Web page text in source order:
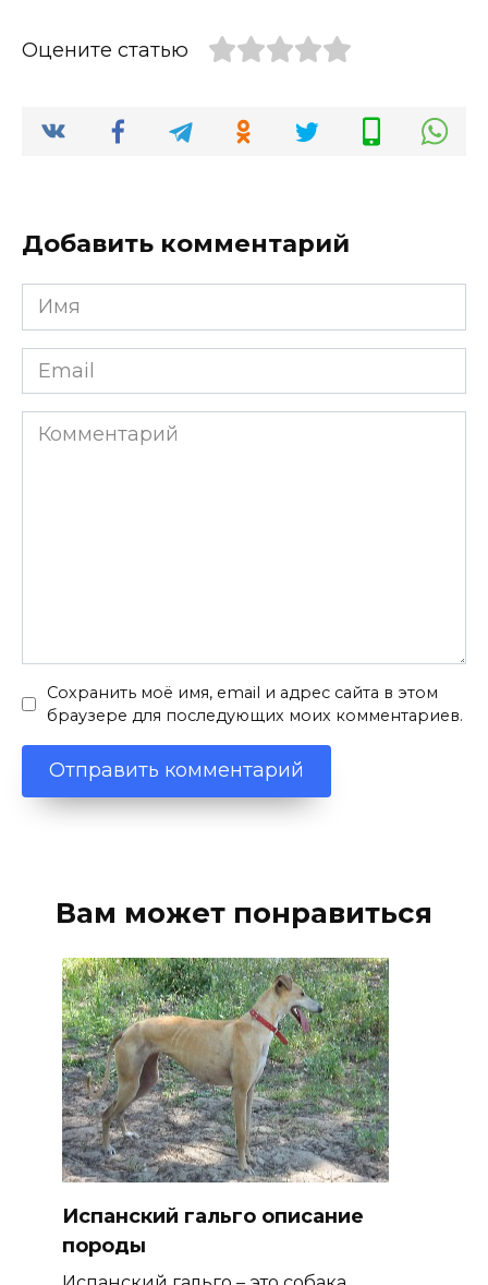
Оцените статью
Добавить комментарий
Имя
*
Email
*
Комментарий
Сохранить моё имя, email и адрес сайта в этом
браузере для последующих моих комментариев.
Вам может понравиться
Испанский гальго описание
породы